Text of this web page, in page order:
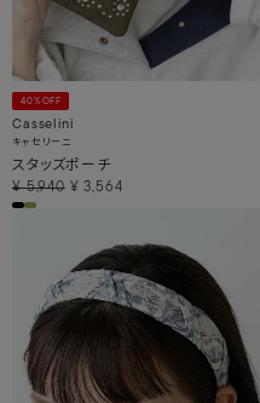
40%OFF
Casselini
キャセリーニ
スタッズポーチ
¥ 5,940 ¥ 3,564